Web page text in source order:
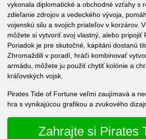
vykonala diplomatické a obchodné vzťahy s
zdieľanie zdrojov a vedeckého vývoja,
vojenskú silu a svojich priateľov v korzárov.
môžete si vytvoriť svoj vlastný, alebo pripojiť
Poriadok je pre skutočné, kapitáni dostanú
Zhromaždili v poradí, hráči kombinovať
armádu, môžete ju použiť chytiť kolónie a
kráľovských vojsk.
Pirates Tide of Fortune veľmi zaujímavá a
hra s vynikajúcou grafikou a zvukového
Zahrajte si Pirates